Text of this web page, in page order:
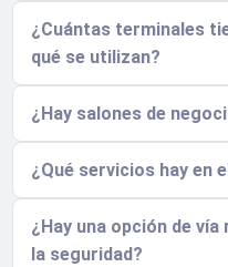
¿Cuántas terminales
qué se utilizan?
¿Hay salones de
¿Qué servicios hay en
¿Hay una opción de
la seguridad?